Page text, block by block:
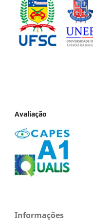
Avaliação
Informações